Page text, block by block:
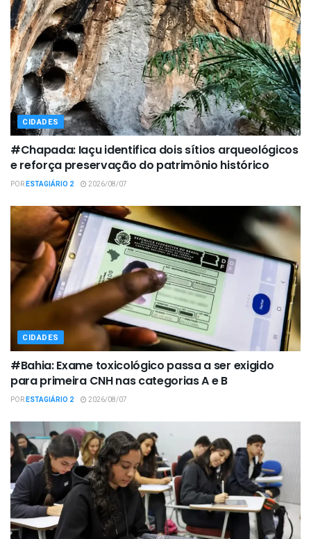
CIDADES
#Chapada: Iaçu identifica dois sítios arqueológicos
e reforça preservação do patrimônio histórico
PORESTAGIÁRIO 2 2026/08/07
CIDADES
#Bahia: Exame toxicológico passa a ser exigido
para primeira CNH nas categorias A e B
PORESTAGIÁRIO 2 2026/08/07